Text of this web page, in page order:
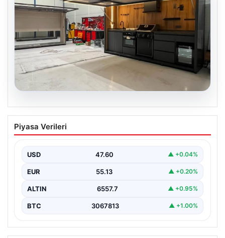
Bahçe Mutfakları ve Prestijli Yaşam
Mekanları
yaşamaktadır. Baştan başa lüks villalarda ikamet eden…
Piyasa Verileri
USD 47.60 ▲ +0.04%
EUR 55.13 ▲ +0.20%
ALTIN 6557.7 ▲ +0.95%
BTC 3067813 ▲ +1.00%